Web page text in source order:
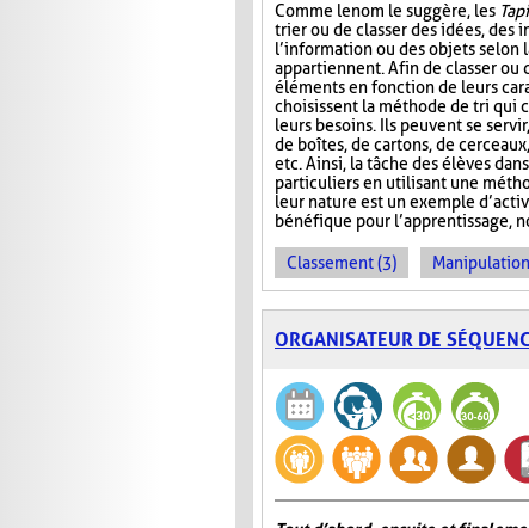
Comme le nom le suggère, les
trier ou de classer des idées, des
l’information ou des objets selon
appartiennent. Afin de classer ou
éléments en fonction de leurs
choisissent la méthode de tri qui
leurs besoins. Ils peuvent se
de boîtes, de cartons, de
etc. Ainsi, la tâche des élèves
particuliers en utilisant une
leur nature est un exemple
bénéfique pour l’apprentissage,
Classement (3)
ORGANISATEUR DE